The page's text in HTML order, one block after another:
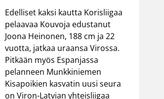
Edelliset kaksi kautta Korisliigaa
pelaavaa Kouvoja edustanut
Joona Heinonen, 188 cm ja 22
vuotta, jatkaa uraansa Virossa.
Pitkään myös Espanjassa
pelanneen Munkkiniemen
Kisapoikien kasvatin uusi seura
on Viron-Latvian yhteisliigaa